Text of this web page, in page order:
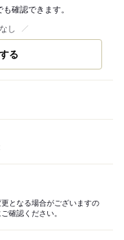
確認できます。
し
る
となる場合がございますの
確認ください。